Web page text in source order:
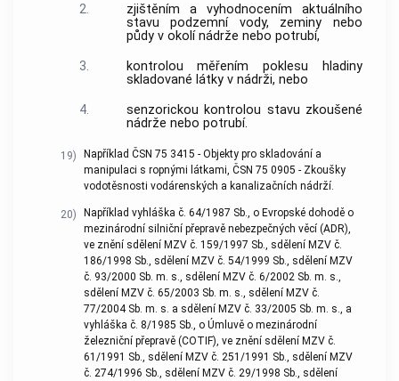
2.
zjištěním a vyhodnocením aktuálního
stavu podzemní vody, zeminy nebo
půdy v okolí nádrže nebo potrubí,
3.
kontrolou měřením poklesu hladiny
skladované látky v nádrži, nebo
4.
senzorickou kontrolou stavu zkoušené
nádrže nebo potrubí.
19)
Například ČSN 75 3415 - Objekty pro skladování a
manipulaci s ropnými látkami, ČSN 75 0905 - Zkoušky
vodotěsnosti vodárenských a kanalizačních nádrží.
20)
Například vyhláška č. 64/1987 Sb., o Evropské dohodě o
mezinárodní silniční přepravě nebezpečných věcí (ADR),
ve znění sdělení MZV č. 159/1997 Sb., sdělení MZV č.
186/1998 Sb., sdělení MZV č. 54/1999 Sb., sdělení MZV
č. 93/2000 Sb. m. s., sdělení MZV č. 6/2002 Sb. m. s.,
sdělení MZV č. 65/2003 Sb. m. s., sdělení MZV č.
77/2004 Sb. m. s. a sdělení MZV č. 33/2005 Sb. m. s., a
vyhláška č. 8/1985 Sb., o Úmluvě o mezinárodní
železniční přepravě (COTIF), ve znění sdělení MZV č.
61/1991 Sb., sdělení MZV č. 251/1991 Sb., sdělení MZV
č. 274/1996 Sb., sdělení MZV č. 29/1998 Sb., sdělení